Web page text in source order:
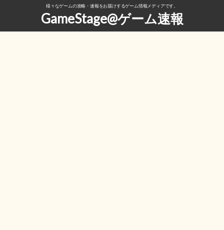
様々なゲームの攻略・速報をお届けするゲーム情報メディアです。
GameStage@ゲーム速報